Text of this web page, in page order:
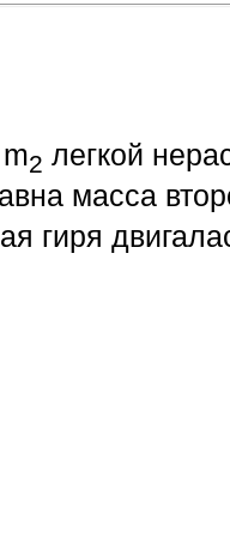
2 легкой
масса
гиря